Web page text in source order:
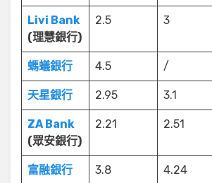
Livi Bank
(理慧銀行)
2.5 3
螞蟻銀行 4.5 /
天星銀行 2.95 3.1
ZA Bank
(眾安銀行)
2.21 2.51
富融銀行 3.8 4.24